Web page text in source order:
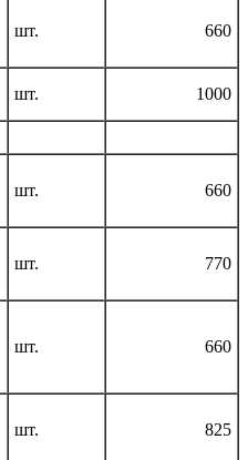
шт. 660
шт. 1000
шт. 660
шт. 770
шт. 660
шт. 825